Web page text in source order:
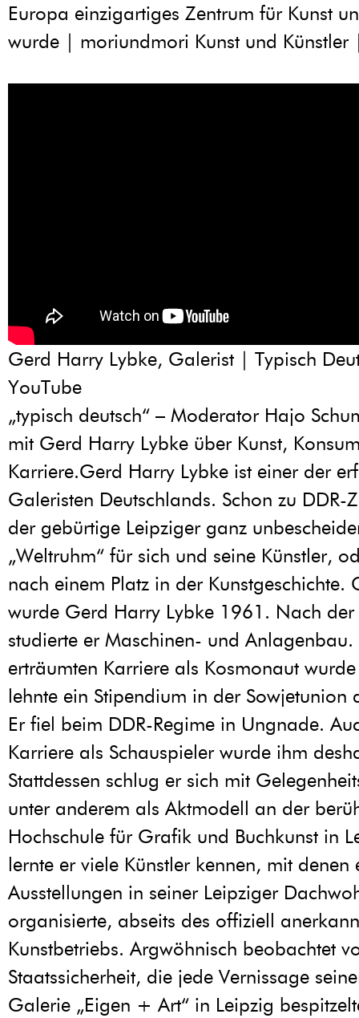
Europa einzigartiges Zentrum für Kunst
wurde | moriundmori Kunst und Künstler
Gerd Harry Lybke, Galerist | Typisch
YouTube
„typisch deutsch“ – Moderator Hajo
mit Gerd Harry Lybke über Kunst,
Karriere.Gerd Harry Lybke ist einer der
Galeristen Deutschlands. Schon zu DDR-
der gebürtige Leipziger ganz
„Weltruhm“ für sich und seine Künstler,
nach einem Platz in der Kunstgeschichte.
wurde Gerd Harry Lybke 1961. Nach der
studierte er Maschinen- und
erträumten Karriere als Kosmonaut
lehnte ein Stipendium in der Sowjetunion
Er fiel beim DDR-Regime in Ungnade.
Karriere als Schauspieler wurde ihm
Stattdessen schlug er sich mit
unter anderem als Aktmodell an der
Hochschule für Grafik und Buchkunst in
lernte er viele Künstler kennen, mit denen
Ausstellungen in seiner Leipziger
organisierte, abseits des offiziell
Kunstbetriebs. Argwöhnisch beobachtet
Staatssicherheit, die jede Vernissage
Galerie „Eigen + Art“ in Leipzig